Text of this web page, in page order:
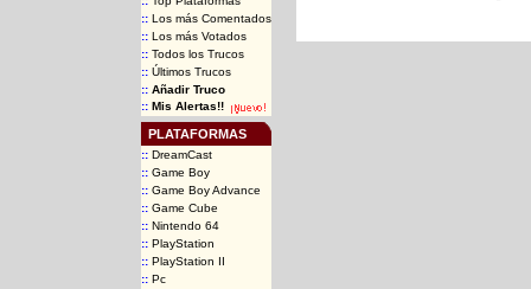
::Los más Comentados
::Los más Votados
::Todos los Trucos
::Últimos Trucos
:: Añadir Truco
:: Mis Alertas!!
PLATAFORMAS
::DreamCast
::Game Boy
::Game Boy Advance
::Game Cube
::Nintendo 64
::PlayStation
::PlayStation II
::Pc